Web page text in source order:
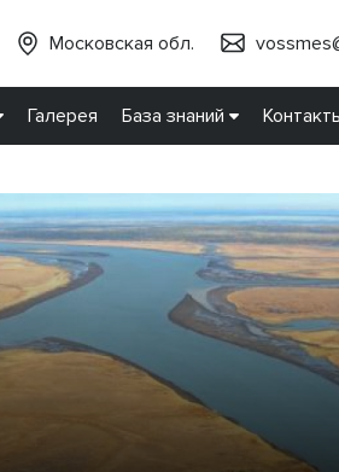
Московская обл.
Галерея База знаний